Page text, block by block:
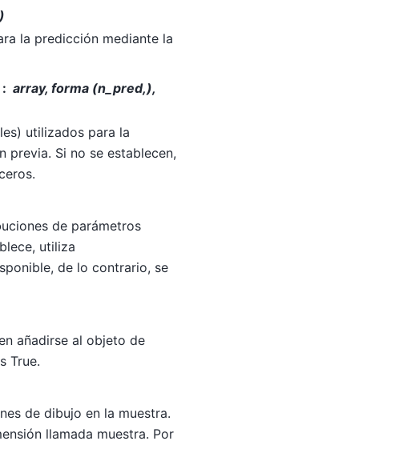
la predicción mediante la
array, forma (n_pred,),
utilizados para la
previa. Si no se establecen,
de parámetros
utiliza
de lo contrario, se
añadirse al objeto de
True.
de dibujo en la muestra.
llamada muestra. Por